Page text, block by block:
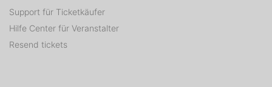
Support für Ticketkäufer
Hilfe Center für Veranstalter
Resend tickets